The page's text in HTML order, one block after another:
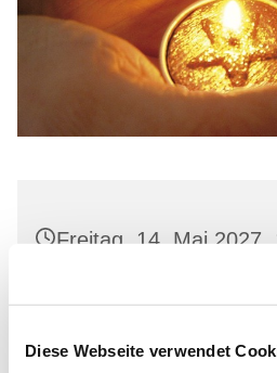
Diese Webseite verwendet
Freitag, 14. Mai 2027,